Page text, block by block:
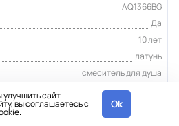
AQ1366BG
Да
10 лет
латунь
смеситель для душа
сайт.
вы соглашаетесь с Ok